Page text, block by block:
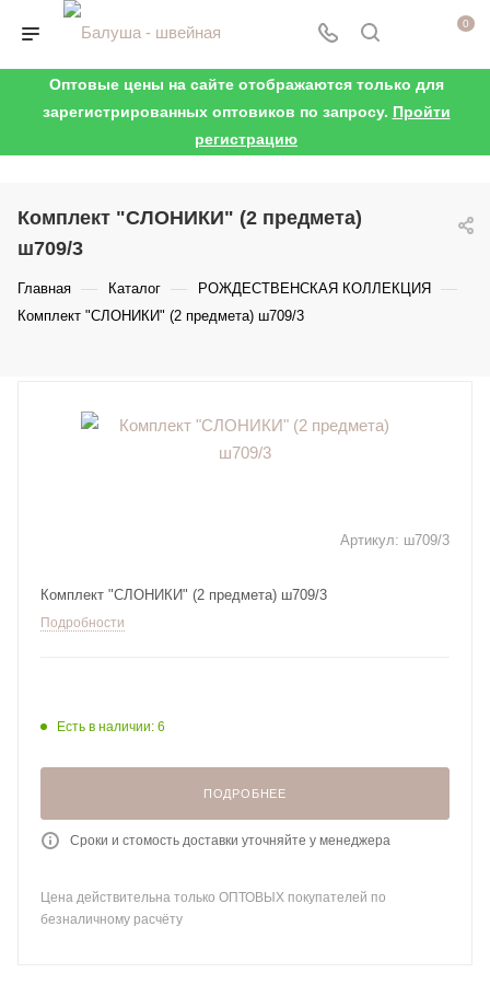
0
Оптовые цены на сайте отображаются только для
зарегистрированных оптовиков по запросу. Пройти
регистрацию
Комплект "СЛОНИКИ" (2 предмета)
ш709/3
Главная — Каталог — РОЖДЕСТВЕНСКАЯ КОЛЛЕКЦИЯ —
Комплект "СЛОНИКИ" (2 предмета) ш709/3
Артикул: ш709/3
Комплект "СЛОНИКИ" (2 предмета) ш709/3
Подробности
Есть в наличии: 6
ПОДРОБНЕЕ
Сроки и стомость доставки уточняйте у менеджера
Цена действительна только ОПТОВЫХ покупателей по
безналичному расчёту